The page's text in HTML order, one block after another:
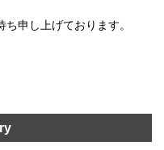
申し上げております。